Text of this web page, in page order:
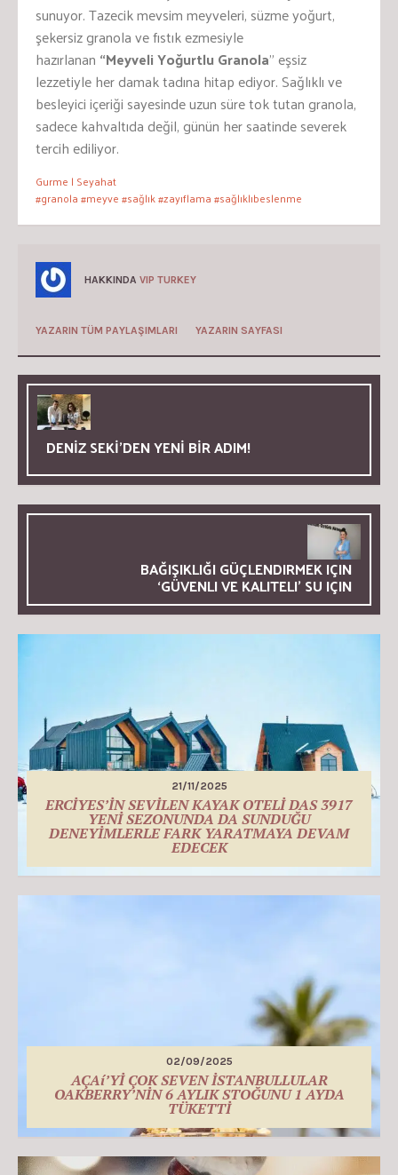
sunuyor. Tazecik mevsim meyveleri, süzme yoğurt,
şekersiz granola ve fıstık ezmesiyle
hazırlanan “Meyveli Yoğurtlu Granola” eşsiz
lezzetiyle her damak tadına hitap ediyor. Sağlıklı ve
besleyici içeriği sayesinde uzun süre tok tutan granola,
sadece kahvaltıda değil, günün her saatinde severek
tercih ediliyor.
Gurme | Seyahat
#granola #meyve #sağlık #zayıflama #sağlıklıbeslenme
HAKKINDA VIP TURKEY
YAZARIN TÜM PAYLAŞIMLARI YAZARIN SAYFASI
DENİZ SEKİ’DEN YENİ BİR ADIM!
BAĞIŞIKLIĞI GÜÇLENDIRMEK IÇIN
‘GÜVENLI VE KALITELI’ SU IÇIN
21/11/2025
ERCİYES’İN SEVİLEN KAYAK OTELİ DAS 3917
YENİ SEZONUNDA DA SUNDUĞU
DENEYİMLERLE FARK YARATMAYA DEVAM
EDECEK
02/09/2025
AÇAí’Yİ ÇOK SEVEN İSTANBULLULAR
OAKBERRY’NİN 6 AYLIK STOĞUNU 1 AYDA
TÜKETTİ